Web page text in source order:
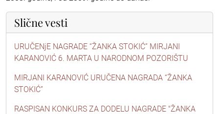
Slične vesti
URUČENjE NAGRADE “ŽANKA STOKIĆ” MIRJANI
KARANOVIĆ 6. MARTA U NARODNOM POZORIŠTU
MIRJANI KARANOVIĆ URUČENA NAGRADA “ŽANKA
STOKIĆ”
RASPISAN KONKURS ZA DODELU NAGRADE "ŽANKA